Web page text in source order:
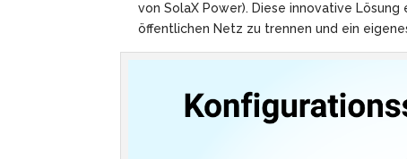
von SolaX Power). Diese innovative
öffentlichen Netz zu trennen und ein